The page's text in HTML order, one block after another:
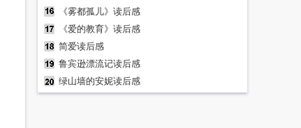
《雾都孤儿》读后感
《爱的教育》读后感
简爱读后感
鲁宾逊漂流记读后感
绿山墙的安妮读后感